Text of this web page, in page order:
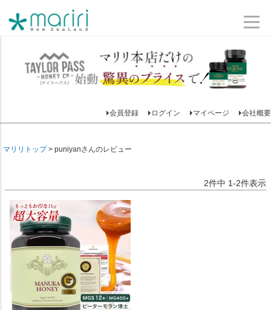
会員登録 ログイン マイページ 会社概要
マリリトップ puniyanさんのレビュー
2件中 1-2件表示